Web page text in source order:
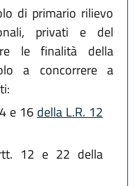
di primario rilievo
privati e del
le finalità della
a concorrere a
e 16 della L.R. 12
12 e 22 della